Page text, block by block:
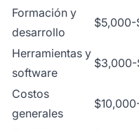
Formación y
desarrollo
$5,000-
Herramientas y
software
Costos
generales